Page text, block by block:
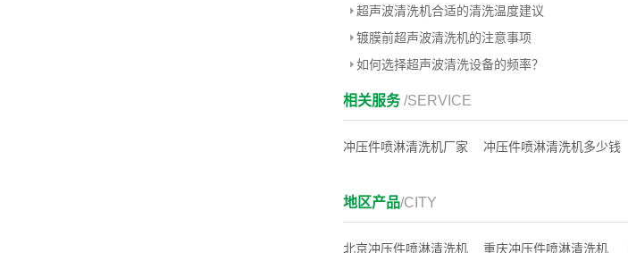
超声波清洗机合适的清洗温度建议
镀膜前超声波清洗机的注意事项
如何选择超声波清洗设备的频率？
相关服务/SERVICE
冲压件喷淋清洗机厂家 冲压件喷淋清洗机多少钱
地区产品/CITY
北京冲压件喷淋清洗机 重庆冲压件喷淋清洗机